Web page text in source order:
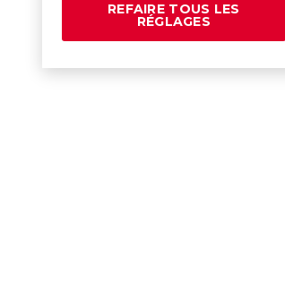
REFAIRE TOUS LES
RÉGLAGES